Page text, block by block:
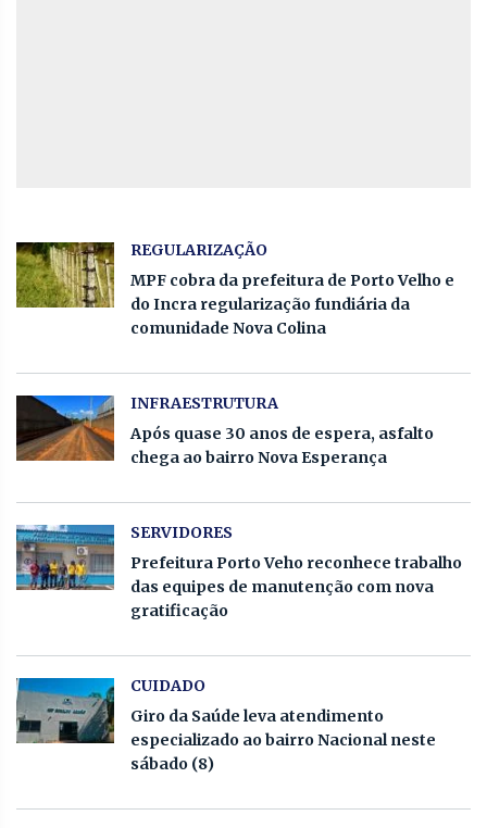
REGULARIZAÇÃO
MPF cobra da prefeitura de Porto Velho e
do Incra regularização fundiária da
comunidade Nova Colina
INFRAESTRUTURA
Após quase 30 anos de espera, asfalto
chega ao bairro Nova Esperança
SERVIDORES
Prefeitura Porto Veho reconhece trabalho
das equipes de manutenção com nova
gratificação
CUIDADO
Giro da Saúde leva atendimento
especializado ao bairro Nacional neste
sábado (8)